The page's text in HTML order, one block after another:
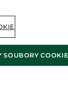
SOUBORY COOKIE